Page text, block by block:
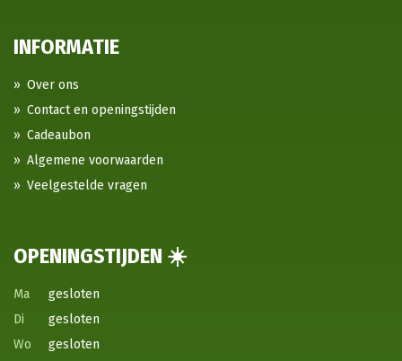
INFORMATIE
Over ons
Contact en openingstijden
Cadeaubon
Algemene voorwaarden
Veelgestelde vragen
OPENINGSTIJDEN ☀️
Ma
gesloten
Di
gesloten
Wo
gesloten